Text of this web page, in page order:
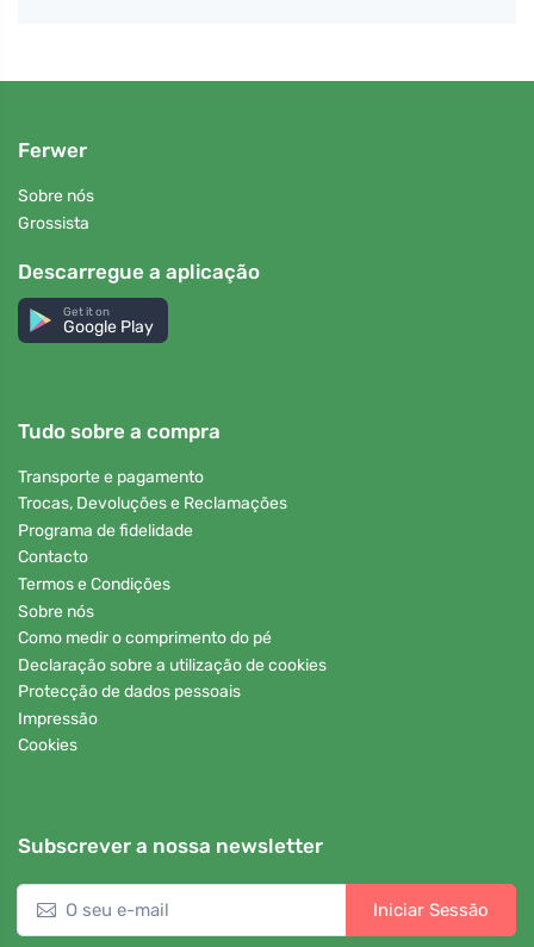
Ferwer
Sobre nós
Grossista
Descarregue a aplicação
Get it on
Google Play
Tudo sobre a compra
Transporte e pagamento
Trocas, Devoluções e Reclamações
Programa de fidelidade
Contacto
Termos e Condições
Sobre nós
Como medir o comprimento do pé
Declaração sobre a utilização de cookies
Protecção de dados pessoais
Impressão
Cookies
Subscrever a nossa newsletter
Iniciar Sessão